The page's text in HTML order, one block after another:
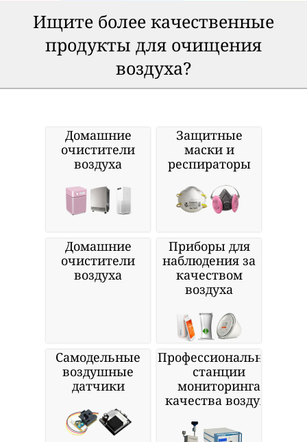
Ищите более качественные
продукты для очищения
воздуха?
Домашние
очистители
воздуха
Защитные
маски и
респираторы
Домашние
очистители
воздуха
Приборы для
наблюдения за
качеством
воздуха
Самодельные
воздушные
датчики
Профессиональные
станции
мониторинга
качества воздуха